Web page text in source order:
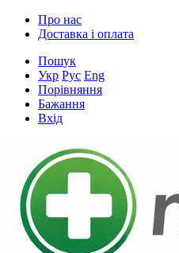
Про нас
Доставка і оплата
Пошук
Укр Рус Eng
Порівняння
Бажання
Вхід